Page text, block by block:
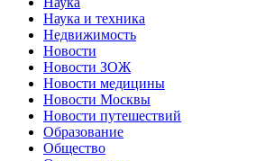
Наука и техника
Недвижимость
Новости
Новости ЗОЖ
Новости медицины
Новости Москвы
Новости путешествий
Образование
Общество